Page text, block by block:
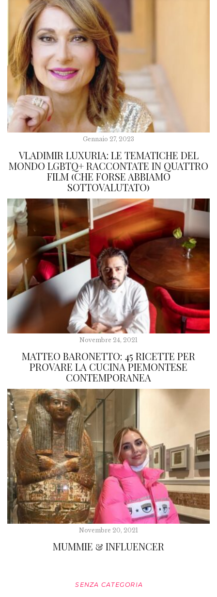
Gennaio 27, 2023
VLADIMIR LUXURIA: LE TEMATICHE DEL
MONDO LGBTQ+ RACCONTATE IN QUATTRO
FILM (CHE FORSE ABBIAMO
SOTTOVALUTATO)
Novembre 24, 2021
MATTEO BARONETTO: 45 RICETTE PER
PROVARE LA CUCINA PIEMONTESE
CONTEMPORANEA
Novembre 20, 2021
MUMMIE & INFLUENCER
SENZA CATEGORIA